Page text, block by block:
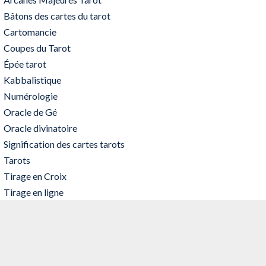
Bâtons des cartes du tarot
Cartomancie
Coupes du Tarot
Épée tarot
Kabbalistique
Numérologie
Oracle de Gé
Oracle divinatoire
Signification des cartes tarots
Tarots
Tirage en Croix
Tirage en ligne